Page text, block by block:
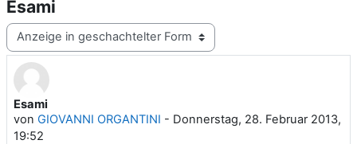
Esami
Anzeigemodus
Esami
von GIOVANNI ORGANTINI - Donnerstag, 28. Februar 2013,
19:52
Anzahl Antworten: 0